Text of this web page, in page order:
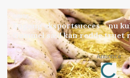
GRISE
Engang eksportsucces – nu
Gammel sæd kan redde truet
Annonce
Loading...